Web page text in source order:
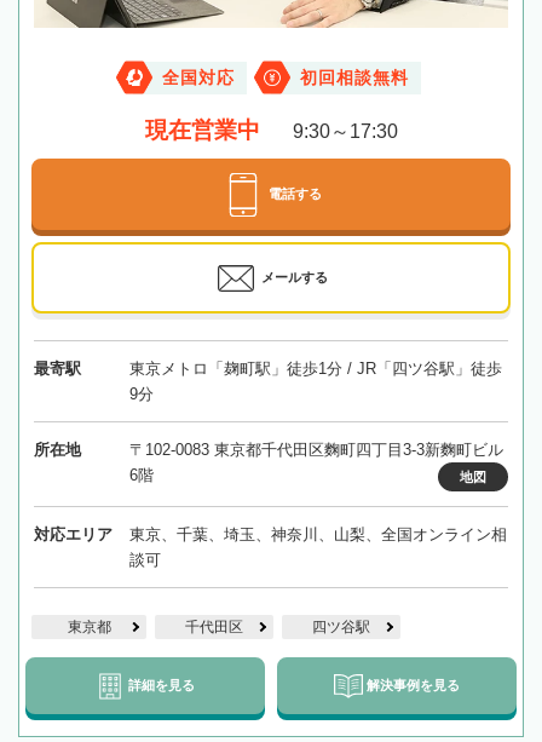
全国対応 初回相談無料
現在営業中 9:30～17:30
電話する
メールする
最寄駅
東京メトロ「麹町駅」徒歩1分 / JR「四ツ谷駅」徒歩
9分
所在地
〒102-0083 東京都千代田区麴町四丁目3-3新麴町ビル
6階
地図
対応エリア
東京、千葉、埼玉、神奈川、山梨、全国オンライン相
談可
東京都 千代田区 四ツ谷駅
詳細を見る 解決事例を見る